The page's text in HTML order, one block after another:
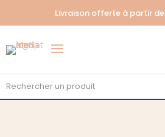
Livraison offerte à partir de